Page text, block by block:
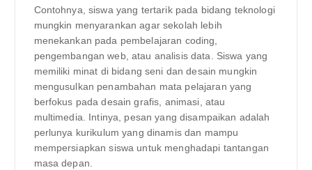
Contohnya, siswa yang tertarik pada bidang teknologi
mungkin menyarankan agar sekolah lebih
menekankan pada pembelajaran coding,
pengembangan web, atau analisis data. Siswa yang
memiliki minat di bidang seni dan desain mungkin
mengusulkan penambahan mata pelajaran yang
berfokus pada desain grafis, animasi, atau
multimedia. Intinya, pesan yang disampaikan adalah
perlunya kurikulum yang dinamis dan mampu
mempersiapkan siswa untuk menghadapi tantangan
masa depan.